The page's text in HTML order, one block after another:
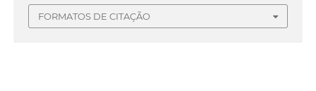
FORMATOS DE CITAÇÃO